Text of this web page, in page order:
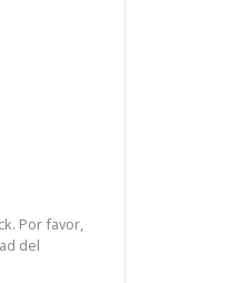
Por favor,
del